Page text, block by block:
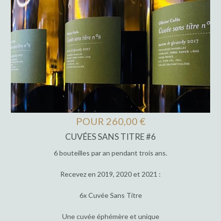
POUR 260,00 €
CUVÉES SANS TITRE #6
6 bouteilles par an pendant trois ans.
Recevez en 2019, 2020 et 2021 :
6x Cuvée Sans Titre
Une cuvée éphémère et unique